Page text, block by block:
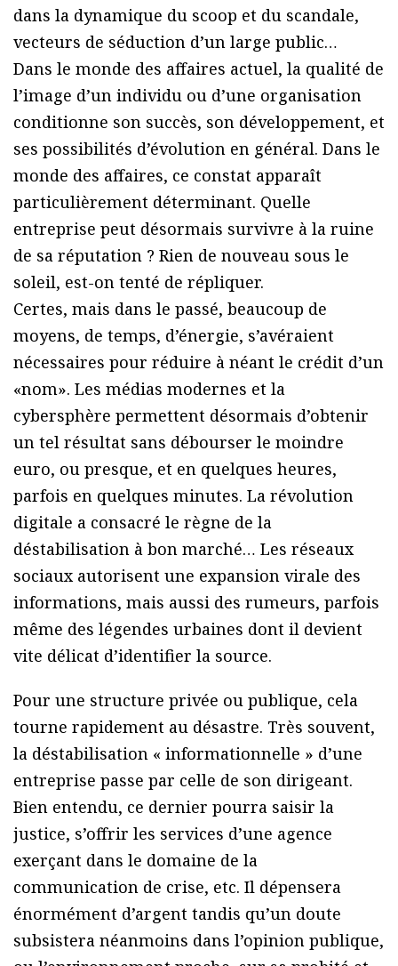
dans la dynamique du scoop et du scandale,
vecteurs de séduction d’un large public…
Dans le monde des affaires actuel, la qualité de
l’image d’un individu ou d’une organisation
conditionne son succès, son développement, et
ses possibilités d’évolution en général. Dans le
monde des affaires, ce constat apparaît
particulièrement déterminant. Quelle
entreprise peut désormais survivre à la ruine
de sa réputation ? Rien de nouveau sous le
soleil, est-on tenté de répliquer.
Certes, mais dans le passé, beaucoup de
moyens, de temps, d’énergie, s’avéraient
nécessaires pour réduire à néant le crédit d’un
«nom». Les médias modernes et la
cybersphère permettent désormais d’obtenir
un tel résultat sans débourser le moindre
euro, ou presque, et en quelques heures,
parfois en quelques minutes. La révolution
digitale a consacré le règne de la
déstabilisation à bon marché… Les réseaux
sociaux autorisent une expansion virale des
informations, mais aussi des rumeurs, parfois
même des légendes urbaines dont il devient
vite délicat d’identifier la source.
Pour une structure privée ou publique, cela
tourne rapidement au désastre. Très souvent,
la déstabilisation « informationnelle » d’une
entreprise passe par celle de son dirigeant.
Bien entendu, ce dernier pourra saisir la
justice, s’offrir les services d’une agence
exerçant dans le domaine de la
communication de crise, etc. Il dépensera
énormément d’argent tandis qu’un doute
subsistera néanmoins dans l’opinion publique,